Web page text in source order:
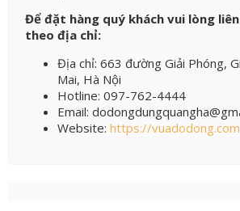
Để đặt hàng quý khách vui lòng
theo địa chỉ:
Địa chỉ: 663 đường Giải Phóng,
Mai, Hà Nội
Hotline: 097-762-4444
Email:
Website: https://vuadodong.com